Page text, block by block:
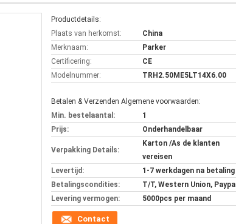
Productdetails:
Plaats van herkomst:
China
Merknaam:
Parker
Certificering:
CE
Modelnummer:
TRH2.50ME5LT14X6.00
Betalen & Verzenden Algemene voorwaarden:
Min. bestelaantal:
1
Prijs:
Onderhandelbaar
Verpakking Details:
Karton /As de klanten
vereisen
Levertijd:
1-7 werkdagen na betaling
Betalingscondities:
T/T, Western Union, Paypal
Levering vermogen:
5000pcs per maand
Contact